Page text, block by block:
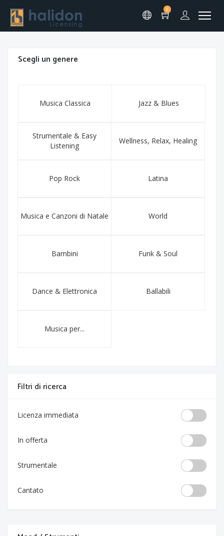
0
Scegli un genere
Musica Classica Jazz & Blues
Strumentale & Easy
Listening
Wellness, Relax, Healing
Pop Rock Latina
Musica e Canzoni di Natale World
Bambini Funk & Soul
Dance & Elettronica Ballabili
Musica per...
Filtri di ricerca
Licenza immediata
In offerta
Strumentale
Cantato